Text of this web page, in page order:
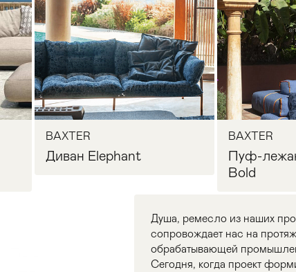
BAXTER
Диван Elephant
BAXTER
Пуф-
Bold
Душа, ремесло из наших
сопровождает нас на
обрабатывающей
Сегодня, когда проект